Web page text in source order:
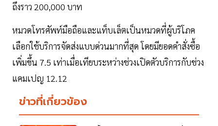
ถึงราว 200,000 บาท
หมวดโทรศัพท์มือถือและแท็บเล็ตเป็นหมวดที่ผู้บริโภค
เลือกใช้บริการจัดส่งแบบด่วนมากที่สุด โดยมียอดคำสั่งซื้อ
เพิ่มขึ้น 7.5 เท่าเมื่อเทียบระหว่างช่วงเปิดตัวบริการกับช่วง
แคมเปญ 12.12
ข่าวที่เกี่ยวข้อง